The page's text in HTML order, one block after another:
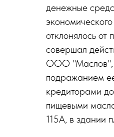
денежные
отклонялось
совершал
ООО "Маслов", в
подражанием
кредиторами
пищевыми
115А, в здании